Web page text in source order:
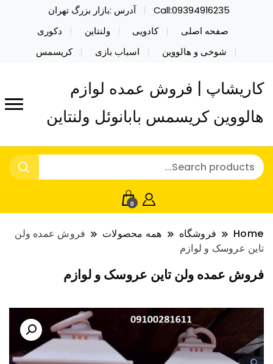
Call:09394916235
آدرس :بازار بزرگ تهران
صفحه اصلی
کادویی ولنتاین
دکوری
شوخی و هالووین
اسباب بازی کریسمس
کاریشاپ | فروش عمده لوازم
هالووین کریسمس بابانوئل ولنتاین
0
Home فروشگاه همه محصولات
فروش عمده ولن
تاین عروسک و لوازم
فروش عمده ولن تاین عروسک و لوازم